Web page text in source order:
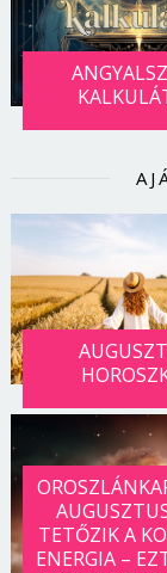
TETŐZIK A
ENERGIA –